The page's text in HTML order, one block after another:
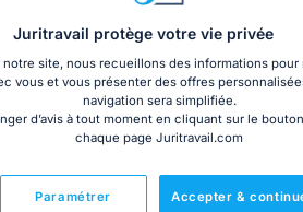
COORDONNÉES
Juritravail protège votre vie privée
site, nous recueillons des informations pour
vous et vous présenter des offres
navigation sera simplifiée.
d’avis à tout moment en cliquant sur le
chaque page Juritravail.com
Accepter &
Paramétrer